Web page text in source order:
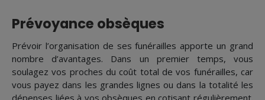
Prévoyance obsèques
Prévoir l’organisation de ses funérailles apporte un grand
nombre d’avantages. Dans un premier temps, vous
soulagez vos proches du coût total de vos funérailles, car
vous payez dans les grandes lignes ou dans la totalité les